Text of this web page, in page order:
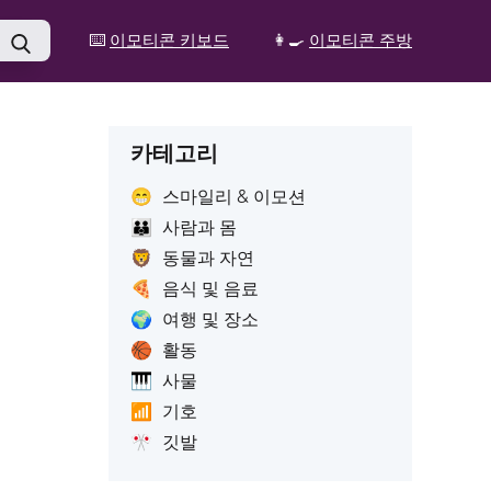
⌨️ 이모티콘 키보드 👩‍🍳 이모티콘 주방
카테고리
😁 스마일리 & 이모션
👪
사람과 몸
🦁
동물과 자연
🍕
음식 및 음료
🌍 여행 및 장소
🏀 활동
🎹 사물
📶
기호
🎌 깃발